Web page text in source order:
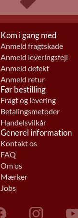
Kom i gang med
Anmeld fragtskade
Anmeld leveringsfejl
Anmeld defekt
Anmeld retur
Før bestilling
Fragt og levering
Betalingsmetoder
Handelsvilkår
Generel information
Kontakt os
FAQ
Om os
Mærker
Jobs